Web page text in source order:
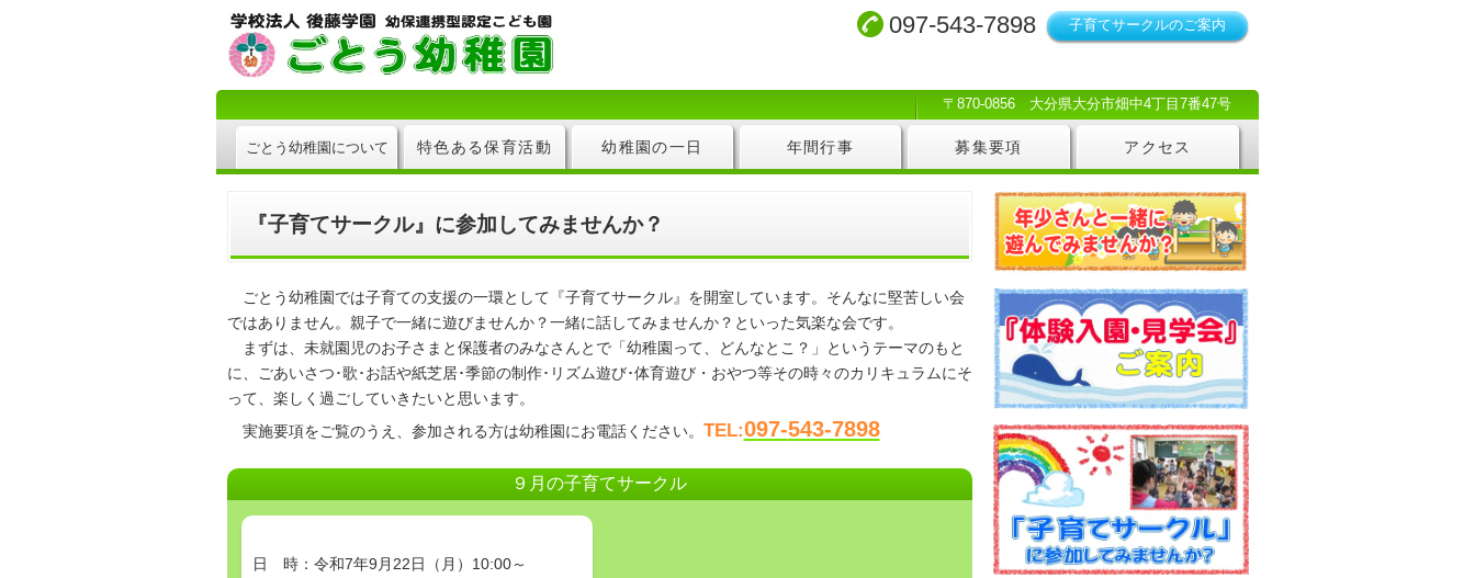
097-543-7898 子育てサークルのご案内
〒870-0856 大分県大分市畑中4丁目7番47号
ごとう幼稚園について 特色ある保育活動 幼稚園の一日 年間行事 募集要項 アクセス
『子育てサークル』に参加してみませんか？
ごとう幼稚園では子育ての支援の一環として『子育てサークル』を開室しています。そんなに堅苦しい会
ではありません。親子で一緒に遊びませんか？一緒に話してみませんか？といった気楽な会です。
まずは、未就園児のお子さまと保護者のみなさんとで「幼稚園って、どんなとこ？」というテーマのもと
に、ごあいさつ･歌･お話や紙芝居･季節の制作･リズム遊び･体育遊び・おやつ等その時々のカリキュラムにそ
って、楽しく過ごしていきたいと思います。
実施要項をご覧のうえ、参加される方は幼稚園にお電話ください。 TEL:097-543-7898
９月の子育てサークル
日 時：令和7年9月22日（月）10:00～